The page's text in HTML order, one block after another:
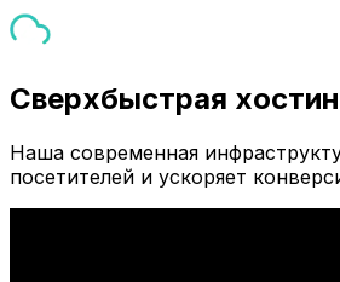
Сверхбыстрая
Наша современная
посетителей и ускоряет